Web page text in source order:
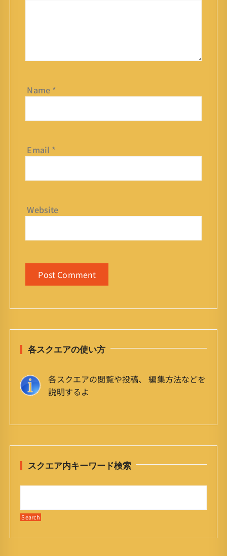
Name *
Email *
Website
各スクエアの使い方
各スクエアの閲覧や投稿、 編集方法などを
説明するよ
スクエア内キーワード検索